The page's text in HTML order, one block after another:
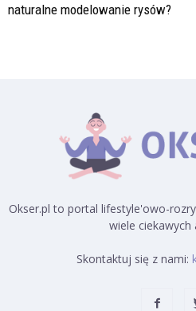
naturalne modelowanie rysów?
Okser.pl to portal lifestyle'owo-
wiele ciekawych
Skontaktuj się z nami: